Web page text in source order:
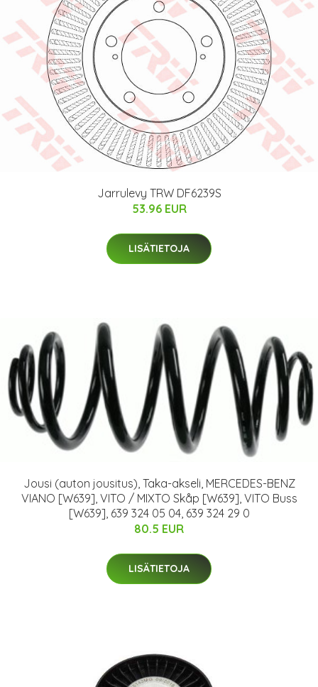
Jarrulevy TRW DF6239S
53.96 EUR
LISÄTIETOJA
Jousi (auton jousitus), Taka-akseli, MERCEDES-BENZ
VIANO [W639], VITO / MIXTO Skåp [W639], VITO Buss
[W639], 639 324 05 04, 639 324 29 0
80.5 EUR
LISÄTIETOJA